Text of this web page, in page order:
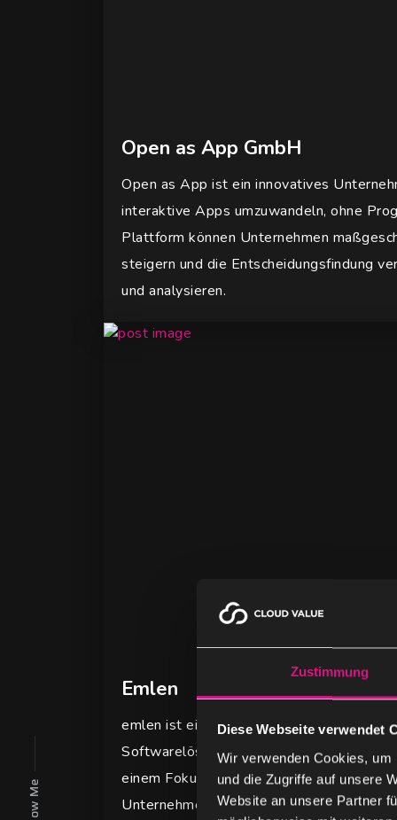
Zustimmung
Diese Webseite verwendet
Wir verwenden Cookies,
und die Zugriffe auf unsere
Website an unsere Partner
Open as App GmbH
Open as App ist ein innovatives
interaktive Apps umzuwandeln, ohne
Plattform können Unternehmen
steigern und die Entscheidungsfindung
und analysieren.
Emlen
emlen ist ein innovatives Unternehmen,
Softwarelösungen für das Management
einem Fokus auf Effizienz und
Unternehmen, verbessert die